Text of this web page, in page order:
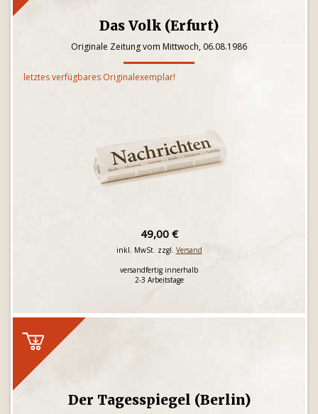
Das Volk (Erfurt)
Originale Zeitung vom Mittwoch, 06.08.1986
letztes verfügbares Originalexemplar!
49,00 €
inkl. MwSt. zzgl. Versand
versandfertig innerhalb
2-3 Arbeitstage
Der Tagesspiegel (Berlin)